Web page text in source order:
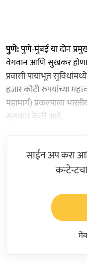
पुणे:पुणे-मुंबई या दोन
वेगवान आणि सुखकर
प्रवासी पायाभूत
हजार कोटी रुपयांच्या
महामार्ग) प्रकल्पाला
सुरुवात केली आहे.
साईन अप करा